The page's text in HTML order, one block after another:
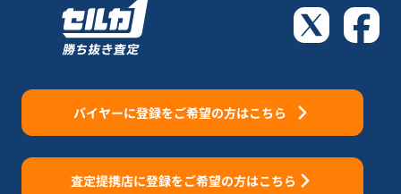
バイヤーに登録をご希望の方はこちら
査定提携店に登録をご希望の方はこちら